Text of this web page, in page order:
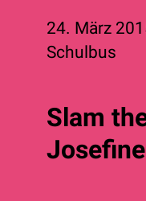
24. März
Schulbus
Slam